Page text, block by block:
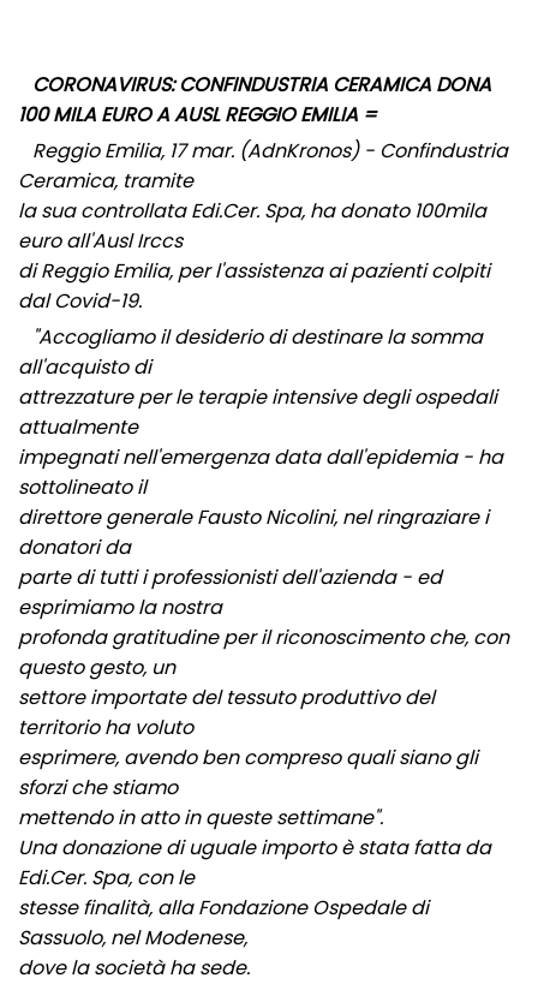
CORONAVIRUS: CONFINDUSTRIA CERAMICA DONA
100 MILA EURO A AUSL REGGIO EMILIA =
Reggio Emilia, 17 mar. (AdnKronos) - Confindustria
Ceramica, tramite
la sua controllata Edi.Cer. Spa, ha donato 100mila
euro all'Ausl Irccs
di Reggio Emilia, per l'assistenza ai pazienti colpiti
dal Covid-19.
"Accogliamo il desiderio di destinare la somma
all'acquisto di
attrezzature per le terapie intensive degli ospedali
attualmente
impegnati nell'emergenza data dall'epidemia - ha
sottolineato il
direttore generale Fausto Nicolini, nel ringraziare i
donatori da
parte di tutti i professionisti dell'azienda - ed
esprimiamo la nostra
profonda gratitudine per il riconoscimento che, con
questo gesto, un
settore importate del tessuto produttivo del
territorio ha voluto
esprimere, avendo ben compreso quali siano gli
sforzi che stiamo
mettendo in atto in queste settimane".
Una donazione di uguale importo è stata fatta da
Edi.Cer. Spa, con le
stesse finalità, alla Fondazione Ospedale di
Sassuolo, nel Modenese,
dove la società ha sede.